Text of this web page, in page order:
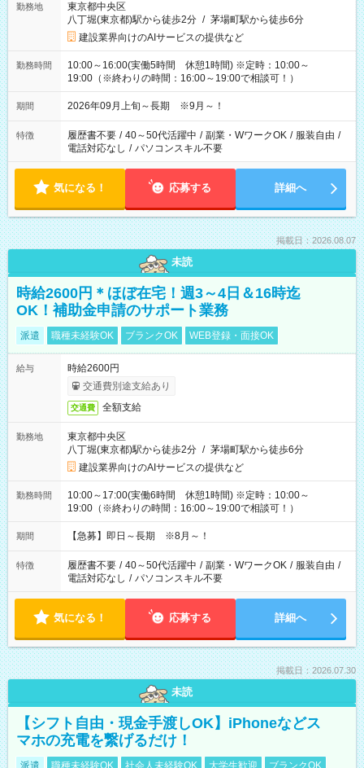
勤務地
東京都中央区
八丁堀(東京都)駅から徒歩2分 / 茅場町駅から徒歩6分
建設業界向けのAIサービスの提供など
勤務時間
10:00～16:00(実働5時間 休憩1時間) ※定時：10:00～
19:00（※終わりの時間：16:00～19:00で相談可！）
期間 2026年09月上旬～長期 ※9月～！
特徴 履歴書不要 / 40～50代活躍中 / 副業・WワークOK / 服装自由 /
電話対応なし / パソコンスキル不要
気になる！ 応募する 詳細へ
掲載日：2026.08.07
未読
時給2600円＊ほぼ在宅！週3～4日＆16時迄
OK！補助金申請のサポート業務
派遣 職種未経験OK ブランクOK WEB登録・面接OK
給与
時給2600円
交通費別途支給あり
交通費 全額支給
勤務地
東京都中央区
八丁堀(東京都)駅から徒歩2分 / 茅場町駅から徒歩6分
建設業界向けのAIサービスの提供など
勤務時間
10:00～17:00(実働6時間 休憩1時間) ※定時：10:00～
19:00（※終わりの時間：16:00～19:00で相談可！）
期間 【急募】即日～長期 ※8月～！
特徴 履歴書不要 / 40～50代活躍中 / 副業・WワークOK / 服装自由 /
電話対応なし / パソコンスキル不要
気になる！ 応募する 詳細へ
掲載日：2026.07.30
未読
【シフト自由・現金手渡しOK】iPhoneなどス
マホの充電を繋げるだけ！
派遣 職種未経験OK 社会人未経験OK 大学生歓迎
ブランクOK